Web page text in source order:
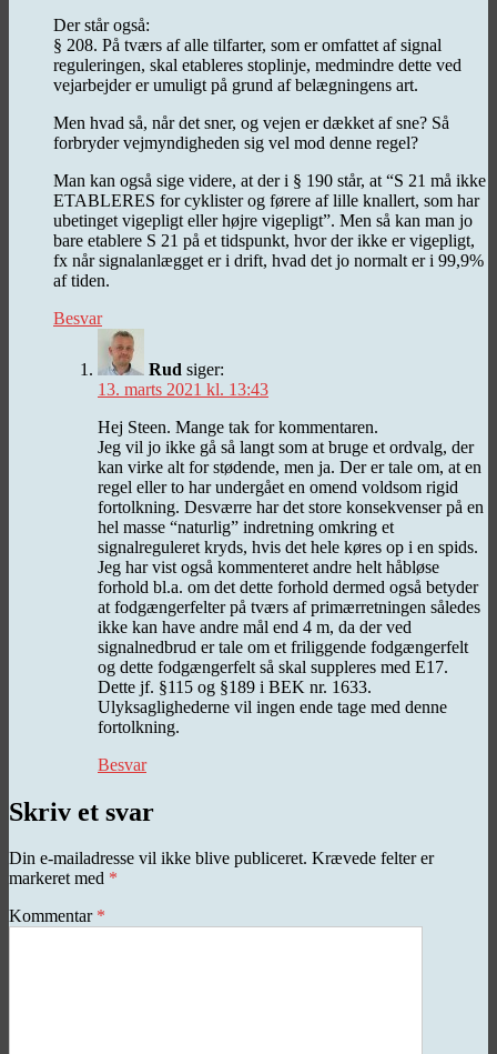
Der står også:
§ 208. På tværs af alle tilfarter, som er omfattet af signal
reguleringen, skal etableres stoplinje, medmindre dette ved
vejarbejder er umuligt på grund af belægningens art.
Men hvad så, når det sner, og vejen er dækket af sne? Så
forbryder vejmyndigheden sig vel mod denne regel?
Man kan også sige videre, at der i § 190 står, at “S 21 må ikke
ETABLERES for cyklister og førere af lille knallert, som har
ubetinget vigepligt eller højre vigepligt”. Men så kan man jo
bare etablere S 21 på et tidspunkt, hvor der ikke er vigepligt,
fx når signalanlægget er i drift, hvad det jo normalt er i 99,9%
af tiden.
Besvar
Rud siger:
13. marts 2021 kl. 13:43
Hej Steen. Mange tak for kommentaren.
Jeg vil jo ikke gå så langt som at bruge et ordvalg, der
kan virke alt for stødende, men ja. Der er tale om, at en
regel eller to har undergået en omend voldsom rigid
fortolkning. Desværre har det store konsekvenser på en
hel masse “naturlig” indretning omkring et
signalreguleret kryds, hvis det hele køres op i en spids.
Jeg har vist også kommenteret andre helt håbløse
forhold bl.a. om det dette forhold dermed også betyder
at fodgængerfelter på tværs af primærretningen således
ikke kan have andre mål end 4 m, da der ved
signalnedbrud er tale om et friliggende fodgængerfelt
og dette fodgængerfelt så skal suppleres med E17.
Dette jf. §115 og §189 i BEK nr. 1633.
Ulyksaglighederne vil ingen ende tage med denne
fortolkning.
Besvar
Skriv et svar
Din e-mailadresse vil ikke blive publiceret. Krævede felter er
markeret med *
Kommentar *